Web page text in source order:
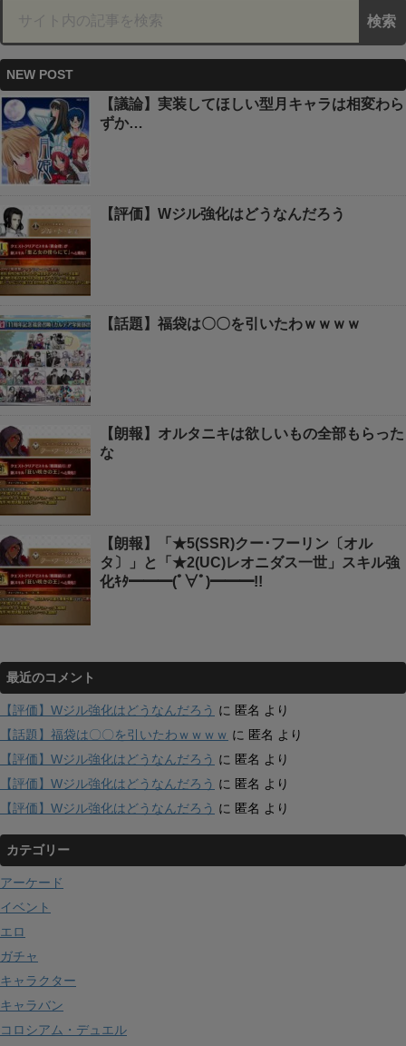
NEW POST
【議論】実装してほしい型月キャラは相変わら
ずか…
【評価】Wジル強化はどうなんだろう
【話題】福袋は〇〇を引いたわｗｗｗｗ
【朗報】オルタニキは欲しいもの全部もらった
な
【朗報】「★5(SSR)クー･フーリン〔オル
タ〕」と「★2(UC)レオニダス一世」スキル強
化ｷﾀ━━━(ﾟ∀ﾟ)━━━!!
最近のコメント
【評価】Wジル強化はどうなんだろう に 匿名 より
【話題】福袋は〇〇を引いたわｗｗｗｗ に 匿名 より
【評価】Wジル強化はどうなんだろう に 匿名 より
【評価】Wジル強化はどうなんだろう に 匿名 より
【評価】Wジル強化はどうなんだろう に 匿名 より
カテゴリー
アーケード
イベント
エロ
ガチャ
キャラクター
キャラバン
コロシアム・デュエル